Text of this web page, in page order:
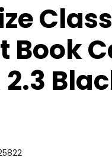
Book